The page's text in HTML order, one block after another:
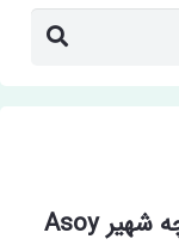
پروژه آسوی باهچه شهیر Asoy